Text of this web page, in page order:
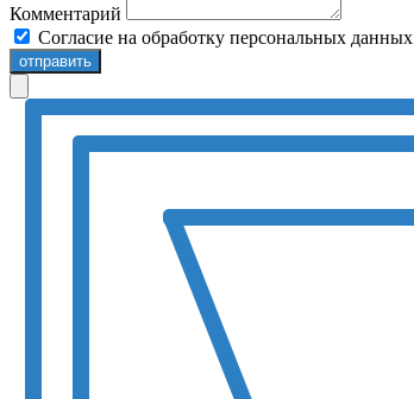
Комментарий
Согласие на обработку персональных данных
отправить